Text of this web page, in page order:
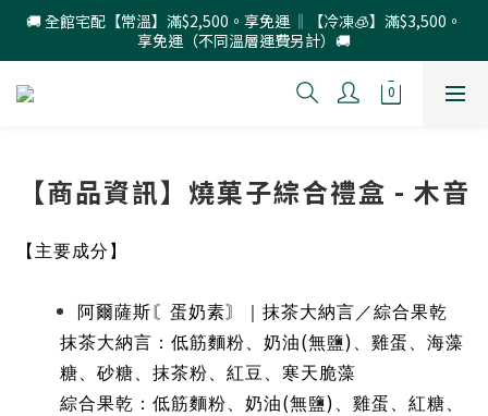
🚚 全館宅配【常溫】滿$2,500。享免運 ‖【冷凍🧊】滿$3,500。
享免運（不同溫層運費另計）🚚
【商品資訊】燒菓子綜合禮盒 - 木音
【主要成分】
阿爾薩斯〘蛋奶素〙｜抹茶大納言／綜合果乾
抹茶大納言：低筋麵粉、奶油(無鹽)
、雞蛋、海藻
糖、砂糖、抹茶粉、紅豆、寒天脆藻
綜合果乾：低筋麵粉、奶油(無鹽)
、雞蛋、紅糖、